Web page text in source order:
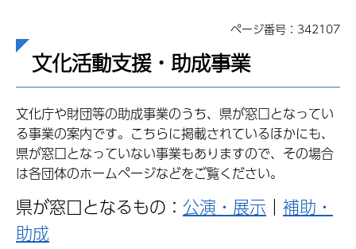
ページ番号：342107
文化活動支援・助成事業
文化庁や財団等の助成事業のうち、県が窓口となってい
る事業の案内です。こちらに掲載されているほかにも、
県が窓口となっていない事業もありますので、その場合
は各団体のホームページなどをご覧ください。
県が窓口となるもの： 公演・展示 ｜ 補助・
助成